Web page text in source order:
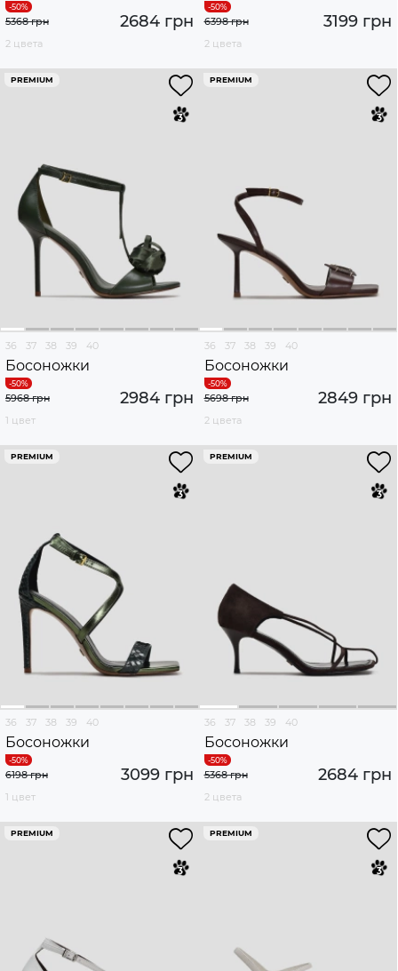
2684 грн
5368 грн
2 цвета
3199 грн
6398 грн
2 цвета
PREMIUM
36 37 38 39 40
Босоножки
2984 грн
5968 грн
1 цвет
PREMIUM
36 37 38 39 40
Босоножки
2849 грн
5698 грн
2 цвета
PREMIUM
36 37 38 39 40
Босоножки
3099 грн
6198 грн
1 цвет
PREMIUM
36 37 38 39 40
Босоножки
2684 грн
5368 грн
2 цвета
PREMIUM PREMIUM